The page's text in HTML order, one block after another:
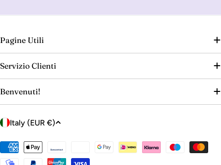
Pagine Utili
Servizio Clienti
Benvenuti!
C
n
Italy (EUR €)
Payment
methods